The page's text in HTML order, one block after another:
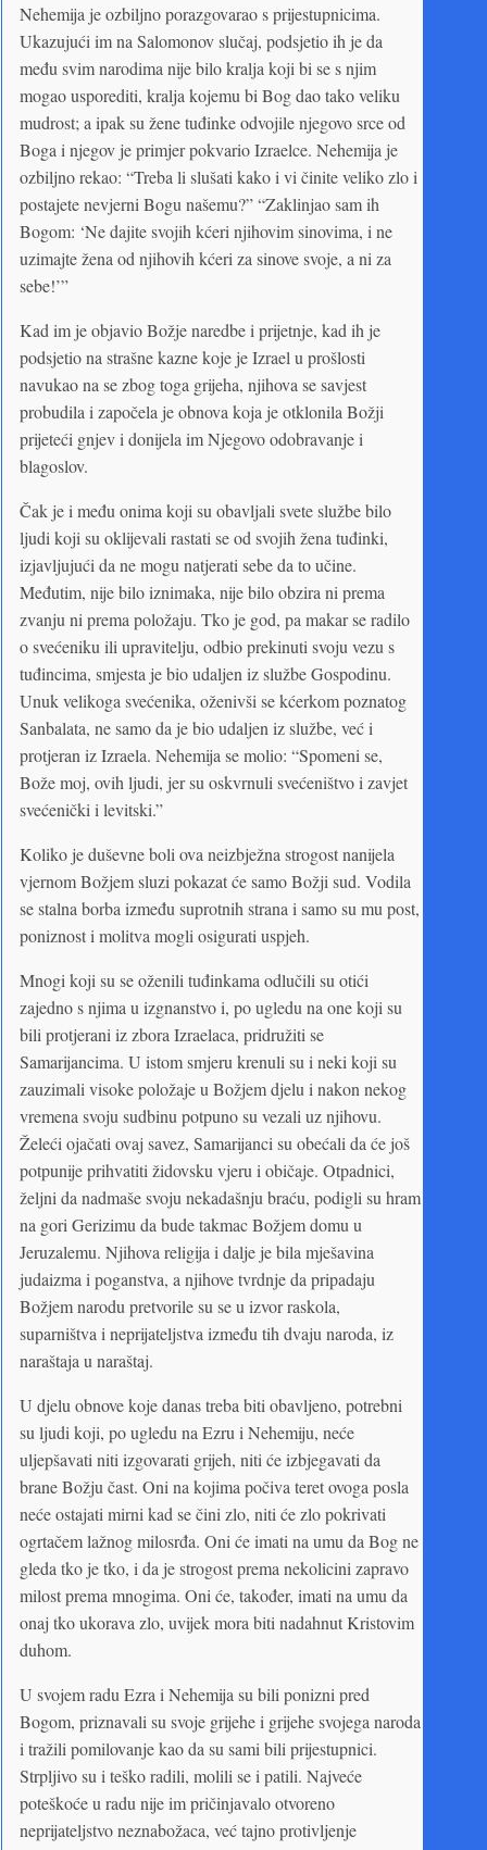
Nehemija je ozbiljno porazgovarao s prijestupnicima.
Ukazujući im na Salomonov slučaj, podsjetio ih je da
među svim narodima nije bilo kralja koji bi se s njim
mogao usporediti, kralja kojemu bi Bog dao tako veliku
mudrost; a ipak su žene tuđinke odvojile njegovo srce od
Boga i njegov je primjer pokvario Izraelce. Nehemija je
ozbiljno rekao: “Treba li slušati kako i vi činite veliko zlo i
postajete nevjerni Bogu našemu?” “Zaklinjao sam ih
Bogom: ‘Ne dajite svojih kćeri njihovim sinovima, i ne
uzimajte žena od njihovih kćeri za sinove svoje, a ni za
sebe!’”
Kad im je objavio Božje naredbe i prijetnje, kad ih je
podsjetio na strašne kazne koje je Izrael u prošlosti
navukao na se zbog toga grijeha, njihova se savjest
probudila i započela je obnova koja je otklonila Božji
prijeteći gnjev i donijela im Njegovo odobravanje i
blagoslov.
Čak je i među onima koji su obavljali svete službe bilo
ljudi koji su oklijevali rastati se od svojih žena tuđinki,
izjavljujući da ne mogu natjerati sebe da to učine.
Međutim, nije bilo iznimaka, nije bilo obzira ni prema
zvanju ni prema položaju. Tko je god, pa makar se radilo
o svećeniku ili upravitelju, odbio prekinuti svoju vezu s
tuđincima, smjesta je bio udaljen iz službe Gospodinu.
Unuk velikoga svećenika, oženivši se kćerkom poznatog
Sanbalata, ne samo da je bio udaljen iz službe, već i
protjeran iz Izraela. Nehemija se molio: “Spomeni se,
Bože moj, ovih ljudi, jer su oskvrnuli svećeništvo i zavjet
svećenički i levitski.”
Koliko je duševne boli ova neizbježna strogost nanijela
vjernom Božjem sluzi pokazat će samo Božji sud. Vodila
se stalna borba između suprotnih strana i samo su mu post,
poniznost i molitva mogli osigurati uspjeh.
Mnogi koji su se oženili tuđinkama odlučili su otići
zajedno s njima u izgnanstvo i, po ugledu na one koji su
bili protjerani iz zbora Izraelaca, pridružiti se
Samarijancima. U istom smjeru krenuli su i neki koji su
zauzimali visoke položaje u Božjem djelu i nakon nekog
vremena svoju sudbinu potpuno su vezali uz njihovu.
Želeći ojačati ovaj savez, Samarijanci su obećali da će još
potpunije prihvatiti židovsku vjeru i običaje. Otpadnici,
željni da nadmaše svoju nekadašnju braću, podigli su hram
na gori Gerizimu da bude takmac Božjem domu u
Jeruzalemu. Njihova religija i dalje je bila mješavina
judaizma i poganstva, a njihove tvrdnje da pripadaju
Božjem narodu pretvorile su se u izvor raskola,
suparništva i neprijateljstva između tih dvaju naroda, iz
naraštaja u naraštaj.
U djelu obnove koje danas treba biti obavljeno, potrebni
su ljudi koji, po ugledu na Ezru i Nehemiju, neće
uljepšavati niti izgovarati grijeh, niti će izbjegavati da
brane Božju čast. Oni na kojima počiva teret ovoga posla
neće ostajati mirni kad se čini zlo, niti će zlo pokrivati
ogrtačem lažnog milosrđa. Oni će imati na umu da Bog ne
gleda tko je tko, i da je strogost prema nekolicini zapravo
milost prema mnogima. Oni će, također, imati na umu da
onaj tko ukorava zlo, uvijek mora biti nadahnut Kristovim
duhom.
U svojem radu Ezra i Nehemija su bili ponizni pred
Bogom, priznavali su svoje grijehe i grijehe svojega naroda
i tražili pomilovanje kao da su sami bili prijestupnici.
Strpljivo su i teško radili, molili se i patili. Najveće
poteškoće u radu nije im pričinjavalo otvoreno
neprijateljstvo neznabožaca, već tajno protivljenje